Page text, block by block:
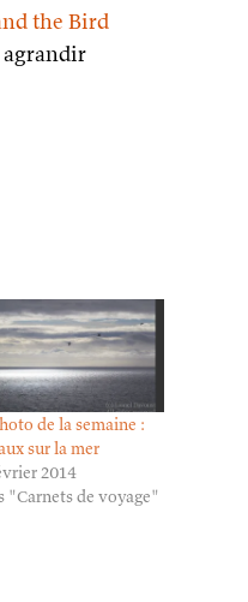
54293783761/in/
de la semaine :
sur la mer
2014
"Carnets de voyage"
50914416891/in/